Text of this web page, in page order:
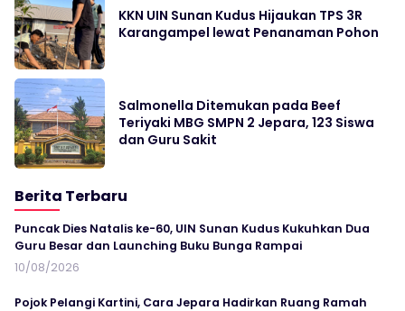
KKN UIN Sunan Kudus Hijaukan TPS 3R
Karangampel lewat Penanaman Pohon
Salmonella Ditemukan pada Beef
Teriyaki MBG SMPN 2 Jepara, 123 Siswa
dan Guru Sakit
Berita Terbaru
Puncak Dies Natalis ke-60, UIN Sunan Kudus Kukuhkan Dua
Guru Besar dan Launching Buku Bunga Rampai
10/08/2026
Pojok Pelangi Kartini, Cara Jepara Hadirkan Ruang Ramah